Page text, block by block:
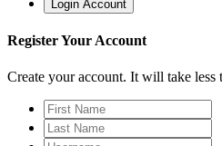
Register Your Account
Create your account. It will take less